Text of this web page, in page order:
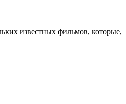
известных фильмов, которые,